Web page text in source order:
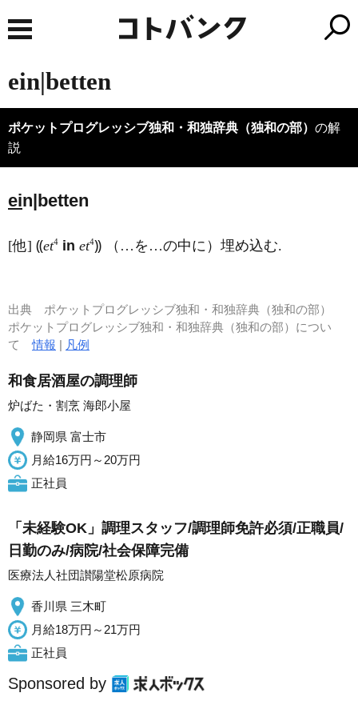
ein|betten
ポケットプログレッシブ独和・和独辞典（独和の部） の解
説
ein|betten
[他] ⸨et4 in et4⸩ （…を…の中に）埋め込む.
出典 ポケットプログレッシブ独和・和独辞典（独和の部）
ポケットプログレッシブ独和・和独辞典（独和の部）につい
て情報 | 凡例
和食居酒屋の調理師
炉ばた・割烹 海郎小屋
静岡県 富士市
月給16万円～20万円
正社員
「未経験OK」調理スタッフ/調理師免許必須/正職員/
日勤のみ/病院/社会保障完備
医療法人社団讃陽堂松原病院
香川県 三木町
月給18万円～21万円
正社員
Sponsored by